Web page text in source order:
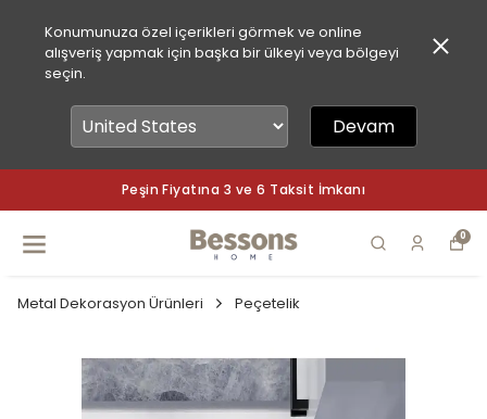
Konumunuza özel içerikleri görmek ve online
alışveriş yapmak için başka bir ülkeyi veya bölgeyi
seçin.
Devam
Peşin Fiyatına 3 ve 6 Taksit İmkanı
0
Metal Dekorasyon Ürünleri Peçetelik